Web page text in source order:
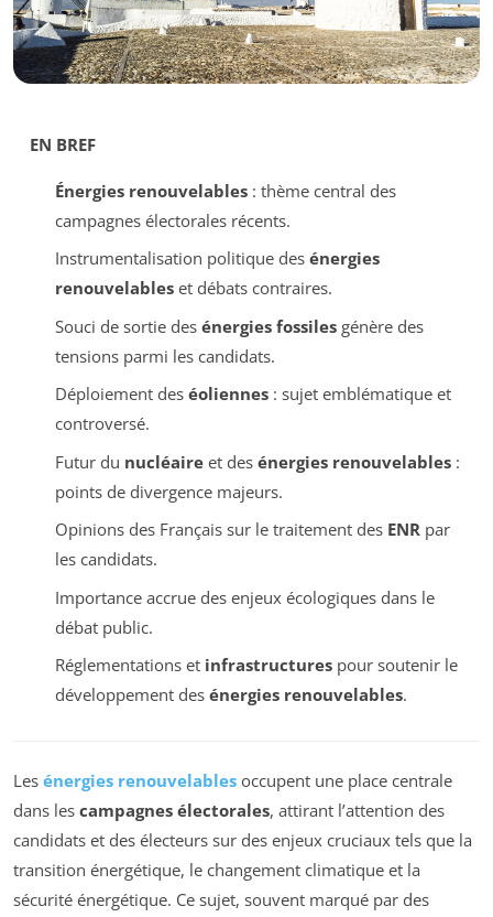
EN BREF
Énergies renouvelables: thème central des
campagnes électorales récents.
Instrumentalisation politique des énergies
renouvelableset débats contraires.
Souci de sortie des énergies fossilesgénère des
tensions parmi les candidats.
Déploiement des éoliennes: sujet emblématique et
controversé.
Futur du nucléaireet des énergies renouvelables:
points de divergence majeurs.
Opinions des Français sur le traitement des ENRpar
les candidats.
Importance accrue des enjeux écologiques dans le
débat public.
Réglementations et infrastructurespour soutenir le
développement des énergies renouvelables.
Les énergies renouvelables occupent une place centrale
dans les campagnes électorales, attirant l’attention des
candidats et des électeurs sur des enjeux cruciaux tels que la
transition énergétique, le changement climatique et la
sécurité énergétique. Ce sujet, souvent marqué par des